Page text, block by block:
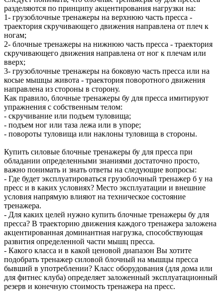
разделяются по принципу акцентирования нагрузки на:
1- грузоблочные тренажеры на верхнюю часть пресса -
траектория скручивающего движения направлена от плеч к
ногам;
2- блочные тренажеры на нижнюю часть пресса - траектория
скручивающего движения направлена от ног к плечам или
вверх;
3- грузоблочные тренажеры на боковую часть пресса или на
косые мышцы живота - траектория поворотного движения
направлена из стороны в сторону.
Как правило, блочные тренажеры бу для пресса имитируют
упражнения с собственным телом:
- скручивание или подъем туловища;
- подъем ног или таза лежа или в упоре;
- повороты туловища или наклоны туловища в стороны.
Купить силовые блочные тренажеры бу для пресса при
обладании определенными знаниями достаточно просто,
важно понимать и знать ответы на следующие вопросы:
- Где будет эксплуатироваться грузоблочный тренажер б у на
пресс и в каких условиях? Место эксплуатации и внешние
условия напрямую влияют на техническое состояние
тренажера.
- Для каких целей нужно купить блочные тренажеры бу для
пресса? В траекторию движения каждого тренажера заложена
акцентированная доминантная нагрузка, способствующая
развития определенной части мышц пресса.
- Какого класса и в какой ценовой диапазон Вы хотите
подобрать тренажер силовой блочный на мышцы пресса
бывший в употреблении? Класс оборудования (для дома или
для фитнес клуба) определяет заложенный эксплуатационный
резерв и конечную стоимость тренажера на пресс.